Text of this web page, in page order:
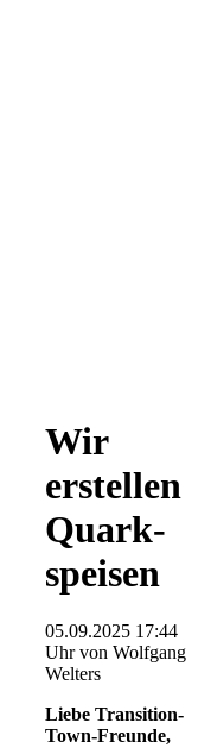
Wir
erstellen
Quark­
speisen
05.09.2025 17:44
Uhrvon Wolfgang
Welters
Liebe Transition-
Town-Freunde,